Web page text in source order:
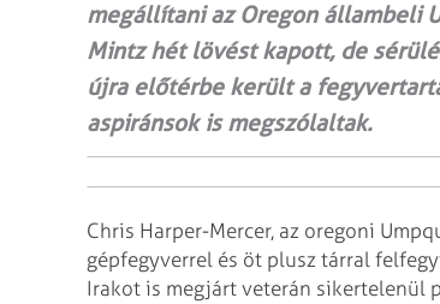
megállítani az Oregon állambeli
Mintz hét lövést kapott, de
újra előtérbe került a
aspiránsok is megszólaltak.
Chris Harper-Mercer, az oregoni
gépfegyverrel és öt plusz tárral
Irakot is megjárt veterán sikertelenül